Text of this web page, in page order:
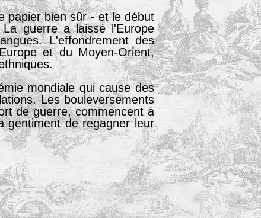
papier bien sûr - et le début
guerre a laissé l'Europe
L'effondrement des
et du Moyen-Orient,
mondiale qui cause des
Les bouleversements
de guerre, commencent à
gentiment de regagner leur